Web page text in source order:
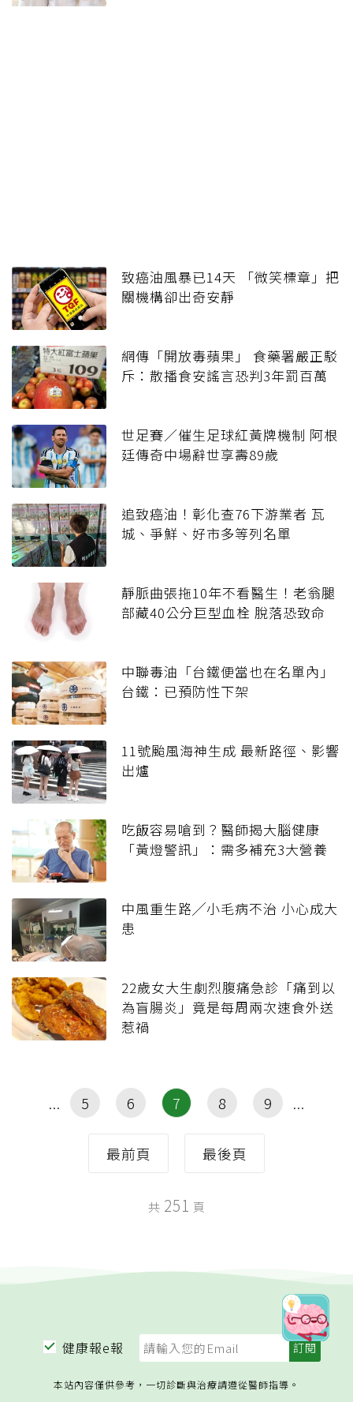
致癌油風暴已14天 「微笑標章」把
關機構卻出奇安靜
網傳「開放毒蘋果」 食藥署嚴正駁
斥：散播食安謠言恐判3年罰百萬
世足賽／催生足球紅黃牌機制 阿根
廷傳奇中場辭世享壽89歲
追致癌油！彰化查76下游業者 瓦
城、爭鮮、好市多等列名單
靜脈曲張拖10年不看醫生！老翁腿
部藏40公分巨型血栓 脫落恐致命
中聯毒油「台鐵便當也在名單內」
台鐵：已預防性下架
11號颱風海神生成 最新路徑、影響
出爐
吃飯容易嗆到？醫師揭大腦健康
「黃燈警訊」：需多補充3大營養
中風重生路╱小毛病不治 小心成大
患
22歲女大生劇烈腹痛急診「痛到以
為盲腸炎」竟是每周兩次速食外送
惹禍
最前頁
5 6 7 8 9
最後頁
共 251 頁
健康報e報
本站內容僅供參考，一切診斷與治療請遵從醫師指導。